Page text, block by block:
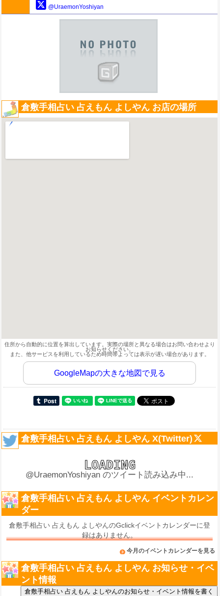
@UraemonYoshiyan
倉敷手相占い 占えもん よしやん お店の場所
住所から自動的に位置を算出しています。実際の場所と異なる場合はお問い合わせより
お知らせください。
また、他サービスを利用しているため時間帯よっては表示が遅い場合があります。
GoogleMapの大きな地図で見る
倉敷手相占い 占えもん よしやん X(Twitter)
@UraemonYoshiyan のツイート読み込み中...
倉敷手相占い 占えもん よしやん イベントカレン
ダー
倉敷手相占い 占えもん よしやんのGclickイベントカレンダーに登
録はありません。
今月のイベントカレンダーを見る
倉敷手相占い 占えもん よしやん お知らせ・イベ
ント情報